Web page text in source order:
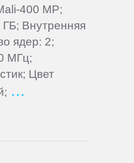
400 MP;
Внутренняя
ядер: 2;
МГц;
Цвет